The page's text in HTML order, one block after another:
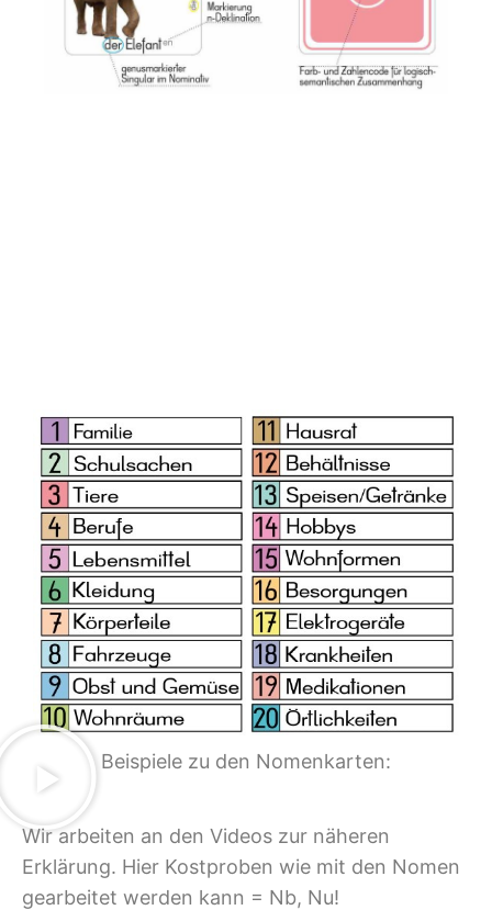
Beispiele zu den Nomenkarten:
Wir arbeiten an den Videos zur näheren
Erklärung. Hier Kostproben wie mit den Nomen
gearbeitet werden kann = Nb, Nu!